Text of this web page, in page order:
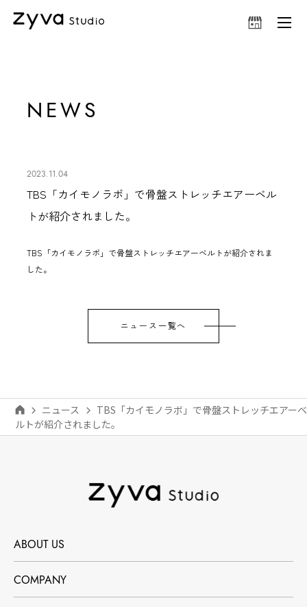
NEWS
2023.11.04
TBS「カイモノラボ」で骨盤ストレッチエアーベル
トが紹介されました。
TBS「カイモノラボ」で骨盤ストレッチエアーベルトが紹介されま
した。
ニュース一覧へ
ニュース
TBS「カイモノラボ」で骨盤ストレッチエアーベ
ルトが紹介されました。
ABOUT US
COMPANY